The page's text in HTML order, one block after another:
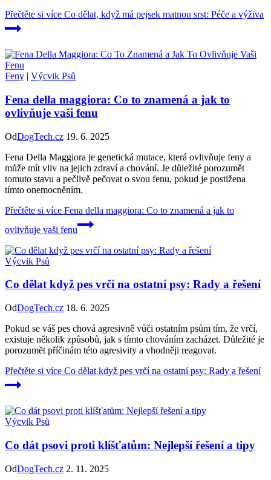
Přečtěte si více Co dělat, když má pejsek matnou srst: Péče a výživa
Feny | Výcvik Psů
Fena della maggiora: Co to znamená a jak to
ovlivňuje vaši fenu
OdDogTech.cz 19. 6. 2025
Fena Della Maggiora je genetická mutace, která ovlivňuje feny a
může mít vliv na jejich zdraví a chování. Je důležité porozumět
tomuto stavu a pečlivě pečovat o svou fenu, pokud je postižena
tímto onemocněním.
Přečtěte si více Fena della maggiora: Co to znamená a jak to
ovlivňuje vaši fenu
Výcvik Psů
Co dělat když pes vrčí na ostatní psy: Rady a řešení
OdDogTech.cz 18. 6. 2025
Pokud se váš pes chová agresivně vůči ostatním psům tím, že vrčí,
existuje několik způsobů, jak s tímto chováním zacházet. Důležité je
porozumět příčinám této agresivity a vhodněji reagovat.
Přečtěte si více Co dělat když pes vrčí na ostatní psy: Rady a řešení
Výcvik Psů
Co dát psovi proti klíšťatům: Nejlepší řešení a tipy
OdDogTech.cz 2. 11. 2025